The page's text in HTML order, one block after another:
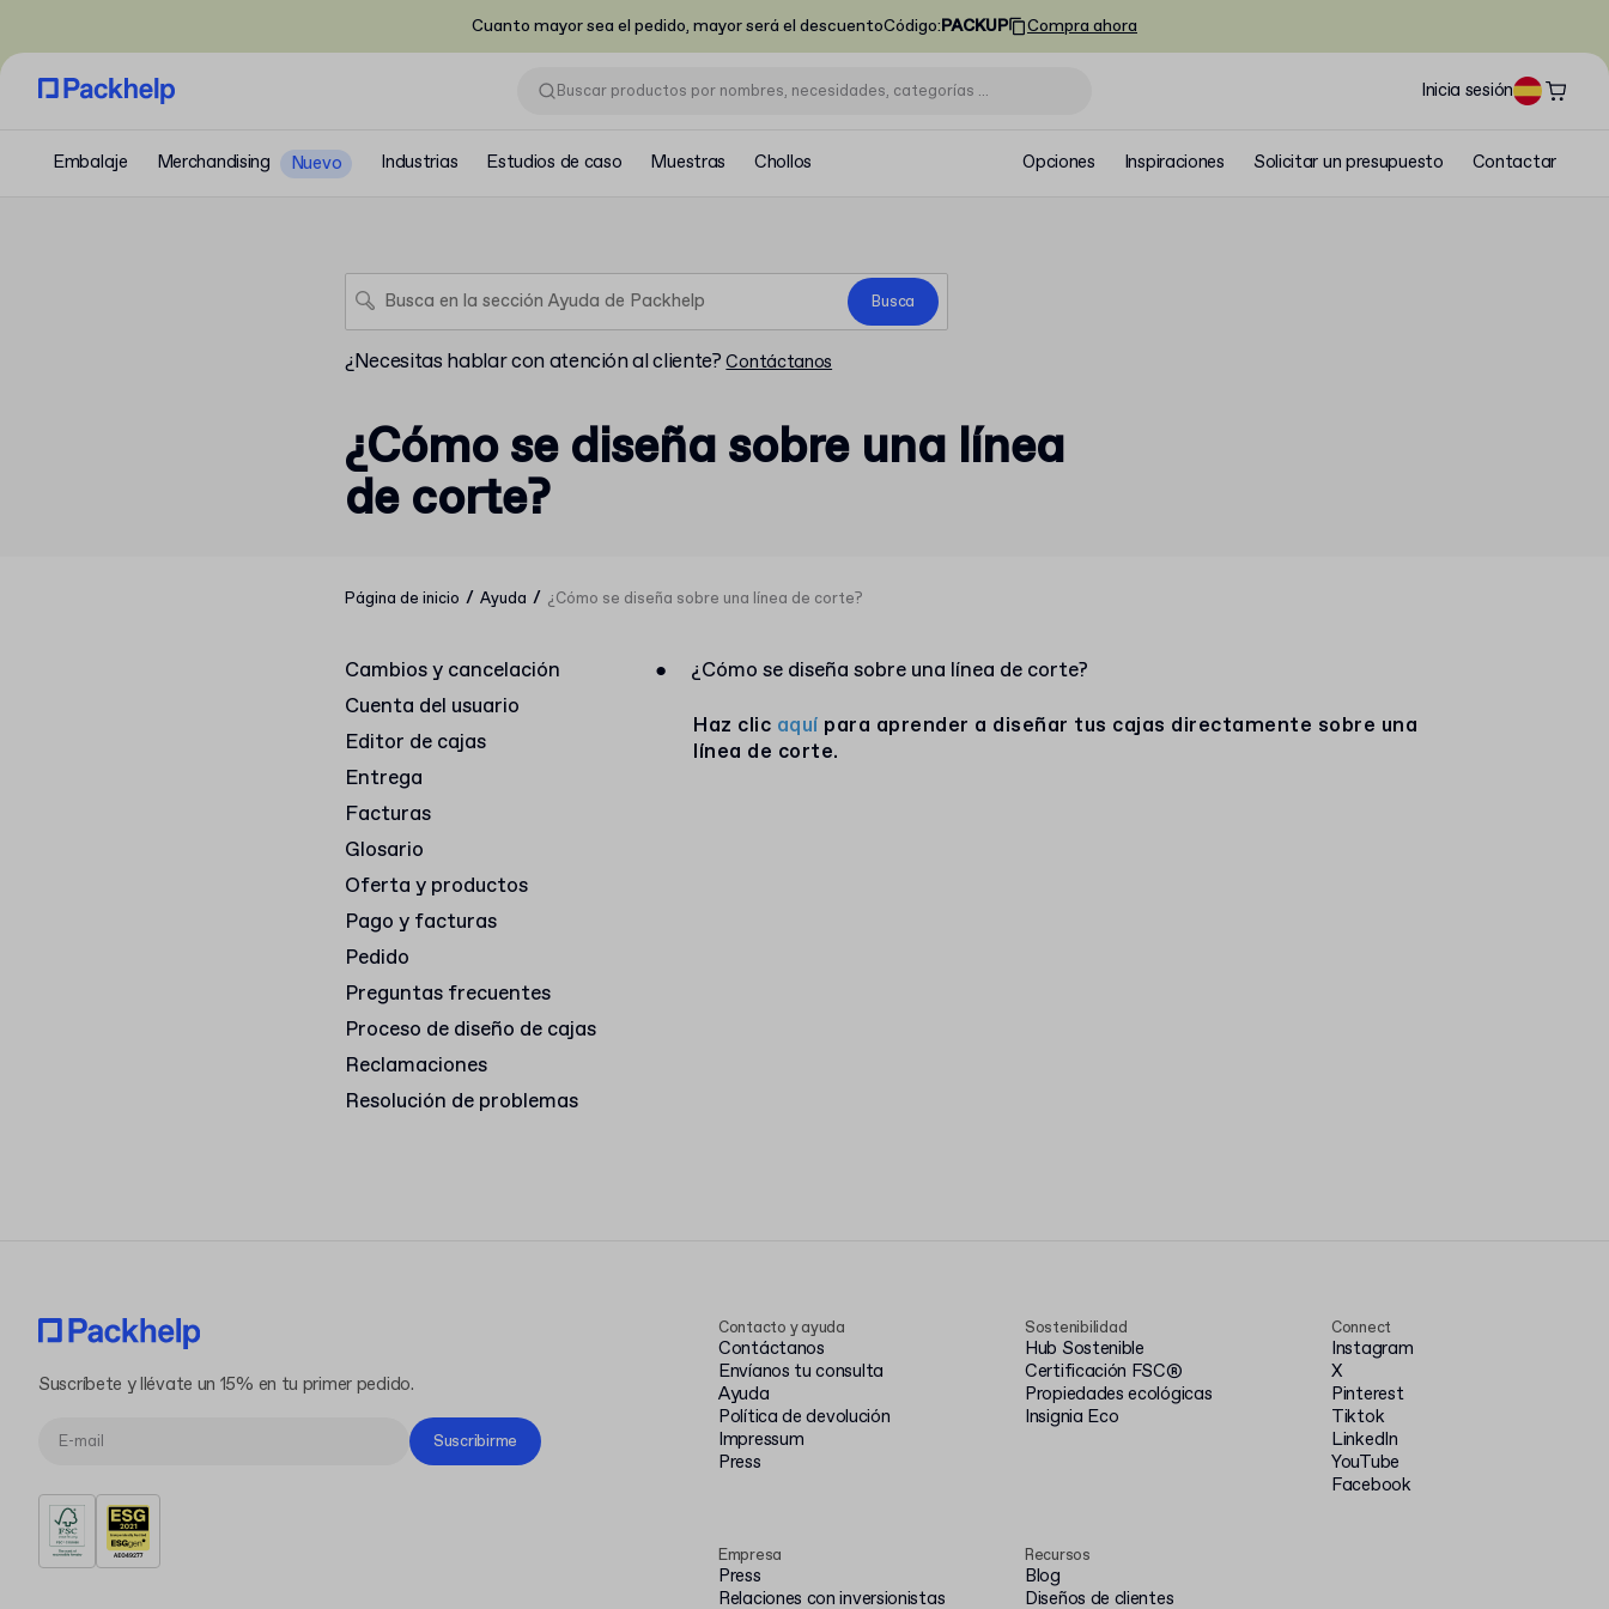
Cuanto mayor sea el pedido, mayor será el descuentoCódigo:PACKUP Compra ahora
Inicia sesión
Embalaje Merchandising Nuevo Industrias Estudios de caso Muestras Chollos Opciones Inspiraciones Solicitar un presupuesto Contactar
Busca
¿Necesitas hablar con atención al cliente? Contáctanos
¿Cómo se diseña sobre una línea
de corte?
Página de inicio / Ayuda / ¿Cómo se diseña sobre una línea de corte?
Cambios y cancelación
Cuenta del usuario
Editor de cajas
Entrega
Facturas
Glosario
Oferta y productos
Pago y facturas
Pedido
Preguntas frecuentes
Proceso de diseño de cajas
Reclamaciones
Resolución de problemas
●
¿Cómo se diseña sobre una línea de corte?
Haz clic aquí para aprender a diseñar tus cajas directamente sobre una
línea de corte.
Contacto y ayuda
Contáctanos
Envíanos tu consulta
Ayuda
Política de devolución
Impressum
Press
Empresa
Press
Relaciones con inversionistas
Sostenibilidad
Hub Sostenible
Certificación FSC®
Propiedades ecológicas
Insignia Eco
Recursos
Blog
Diseños de clientes
Connect
Instagram
X
Pinterest
Tiktok
LinkedIn
YouTube
Facebook
Suscríbete y llévate un 15% en tu primer pedido.
Suscribirme